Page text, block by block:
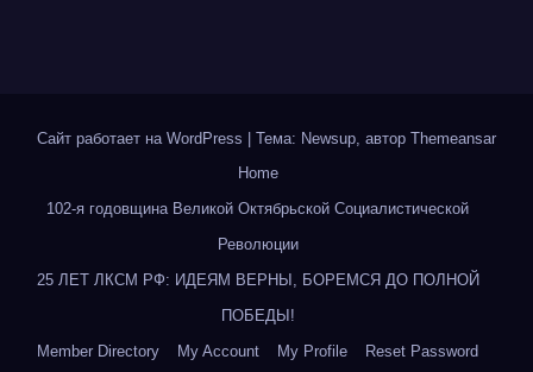
Сайт работает на WordPress | Тема: Newsup, автор Themeansar
Home
102-я годовщина Великой Октябрьской Социалистической
Революции
25 ЛЕТ ЛКСМ РФ: ИДЕЯМ ВЕРНЫ, БОРЕМСЯ ДО ПОЛНОЙ
ПОБЕДЫ!
Member Directory
My Account My Profile
Reset Password